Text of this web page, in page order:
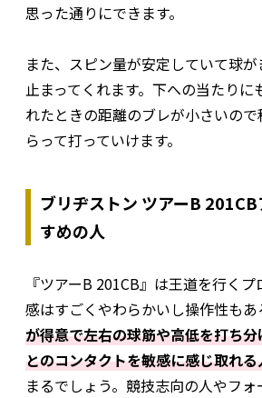
思った通りにできます。
また、スピン量が安定していて球
止まってくれます。下への当たりに
れたときの距離のブレが小さいの
らって打っていけます。
ブリヂストン ツアーB
すめの人
『ツアーB 201CB』は王道を行く
感はすごくやわらかいし操作性もあ
が得意で左右の球筋や高低を打ち
とのコンタクトを敏感に感じ取れる
まるでしょう。競技志向の人やフ